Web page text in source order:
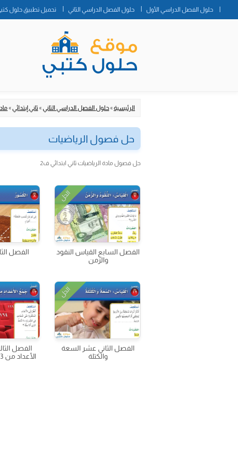
حلول الفصل الدراسي الأول حلول الفصل الدراسي الثاني تحميل تطبيق حلول
الرئيسية»حلول الفصل الدراسي الثاني»ثاني إبتدائي»
حل فصول الرياضيات
حل فصول مادة الرياضيات ثاني ابتدائي ف2
الحل
الفصل السابع القياس النقود
والزمن
الفصل
الحل
الفصل الثاني عشر السعة
والكتلة
الفصل
الأعداد من 3 أرقام وطرحها